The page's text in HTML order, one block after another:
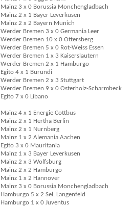
Mainz 3 x 0 Borussia Monchengladbach
Mainz 2 x 1 Bayer Leverkusen
Mainz 2 x 2 Bayern Munich
Werder Bremen 3 x 0 Germania Leer
Werder Bremen 10 x 0 Ottersberg
Werder Bremen 5 x 0 Rot-Weiss Essen
Werder Bremen 1 x 3 Kaiserslautern
Werder Bremen 2 x 1 Hamburgo
Egito 4 x 1 Burundi
Werder Bremen 2 x 3 Stuttgart
Werder Bremen 9 x 0 Osterholz-Scharmbeck
Egito 7 x 0 Líbano
Mainz 4 x 1 Energie Cottbus
Mainz 2 x 1 Hertha Berlin
Mainz 2 x 1 Nurnberg
Mainz 1 x 2 Alemania Aachen
Egito 3 x 0 Mauritania
Mainz 1 x 3 Bayer Leverkusen
Mainz 2 x 3 Wolfsburg
Mainz 2 x 2 Hamburgo
Mainz 1 x 2 Hannover
Mainz 3 x 0 Borussia Monchengladbach
Hamburgo 5 x 2 Sel. Langenfeld
Hamburgo 1 x 0 Juventus